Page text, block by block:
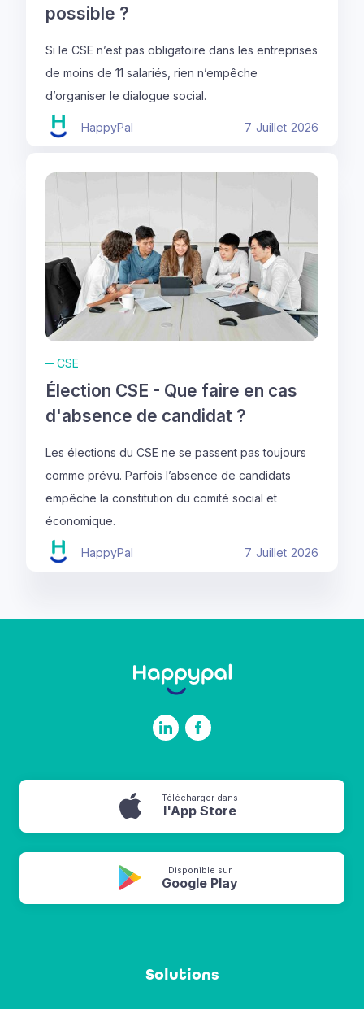
possible ?
Si le CSE n’est pas obligatoire dans les entreprises
de moins de 11 salariés, rien n’empêche
d’organiser le dialogue social.
HappyPal 7 Juillet 2026
─ CSE
Élection CSE - Que faire en cas
d'absence de candidat ?
Les élections du CSE ne se passent pas toujours
comme prévu. Parfois l’absence de candidats
empêche la constitution du comité social et
économique.
HappyPal 7 Juillet 2026
Télécharger dans
l'App Store
Disponible sur
Google Play
Solutions